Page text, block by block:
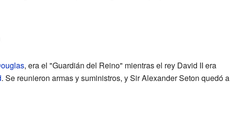
, era el "Guardián del Reino" mientras el rey David II era
. Se reunieron armas y suministros, y Sir Alexander Seton quedó a